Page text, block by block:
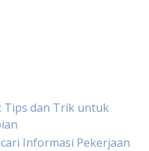
Tips dan Trik untuk
Informasi Pekerjaan